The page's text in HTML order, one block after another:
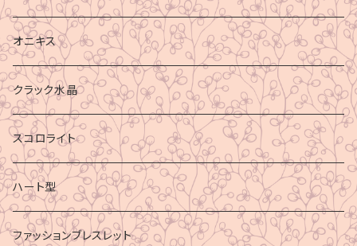
オニキス
クラック水晶
スコロライト
ハート型
ファッションブレスレット